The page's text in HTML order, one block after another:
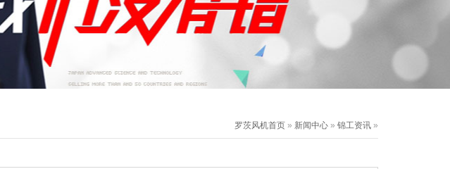
罗茨风机首页 » 新闻中心 » 锦工资讯 »